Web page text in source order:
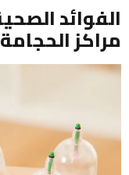
الفوائد
مراكز